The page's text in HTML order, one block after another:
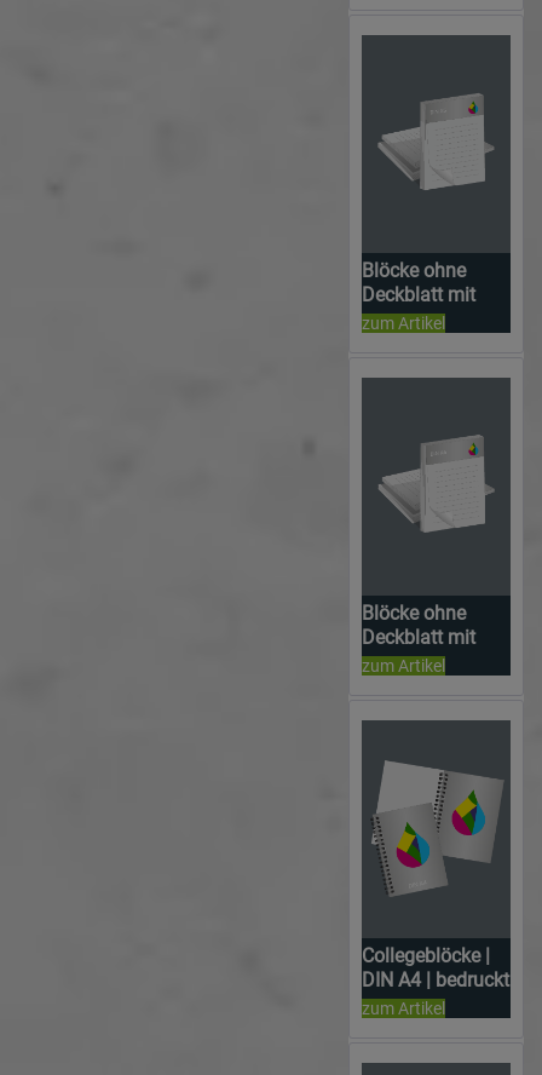
Blöcke ohne
Deckblatt mit
Sonderfarbe |
zum Artikel
Blöcke ohne
Deckblatt mit
Sonderfarbe |
zum Artikel
Collegeblöcke |
DIN A4 | bedruckt
zum Artikel